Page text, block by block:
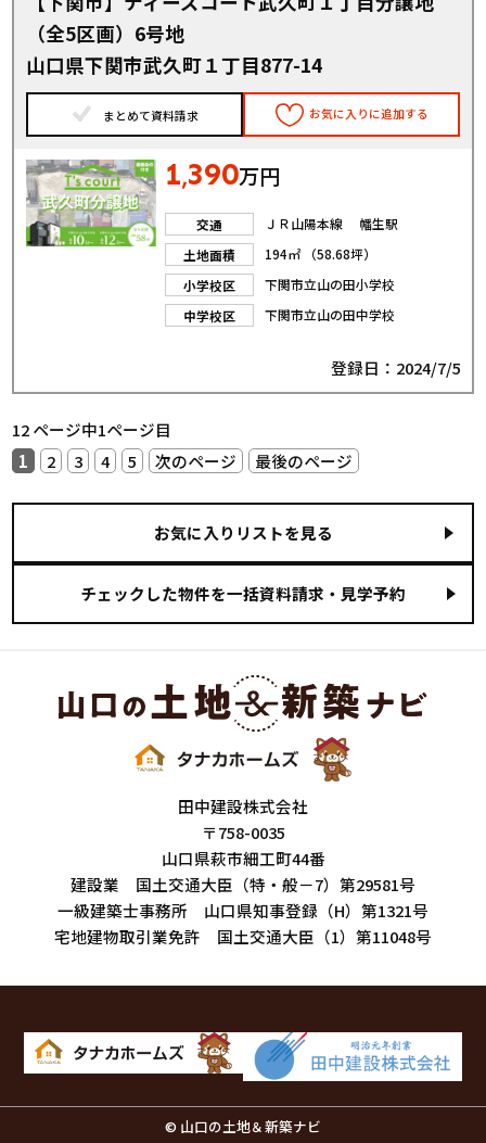
（全5区画）6号地
山口県下関市武久町１丁目877-14
まとめて資料請求 お気に入りに追加する
1,390万円
交通
ＪＲ山陽本線 幡生駅
土地面積
194㎡ （58.68坪）
小学校区
下関市立山の田小学校
中学校区
下関市立山の田中学校
登録日：2024/7/5
12 ページ中1ページ目
1
2 3 4 5 次のページ 最後のページ
お気に入りリストを見る
田中建設株式会社
〒758-0035
山口県萩市細工町44番
建設業 国土交通大臣（特・般－7）第29581号
一級建築士事務所 山口県知事登録（H）第1321号
宅地建物取引業免許 国土交通大臣（1）第11048号
© 山口の土地＆新築ナビ